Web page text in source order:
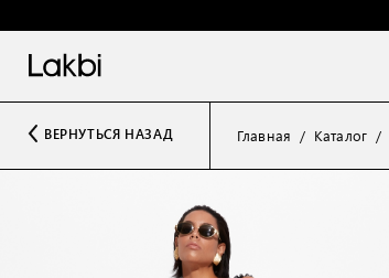
ВЕРНУТЬСЯ НАЗАД Главная Каталог